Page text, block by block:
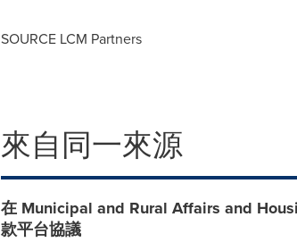
SOURCE LCM Partners
來自同一來源
在 Municipal and Rural Affairs and
款平台協議